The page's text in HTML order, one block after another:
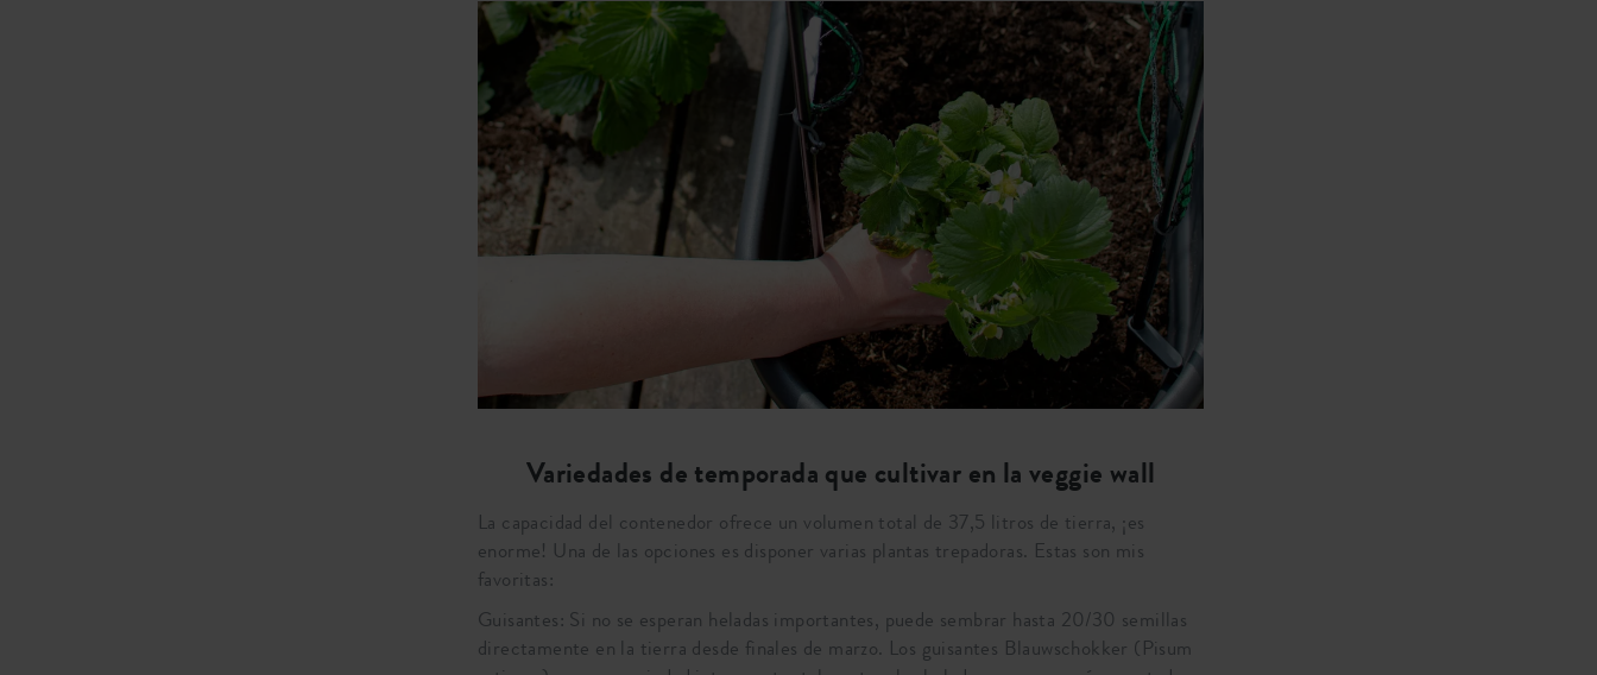
Variedades de temporada que cultivar en la veggie wall
La capacidad del contenedor ofrece un volumen total de 37,5 litros de tierra, ¡es
enorme! Una de las opciones es disponer varias plantas trepadoras. Estas son mis
favoritas:
Guisantes: Si no se esperan heladas importantes, puede sembrar hasta 20/30 semillas
directamente en la tierra desde finales de marzo. Los guisantes Blauwschokker (Pisum